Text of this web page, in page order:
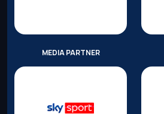
MEDIA PARTNER